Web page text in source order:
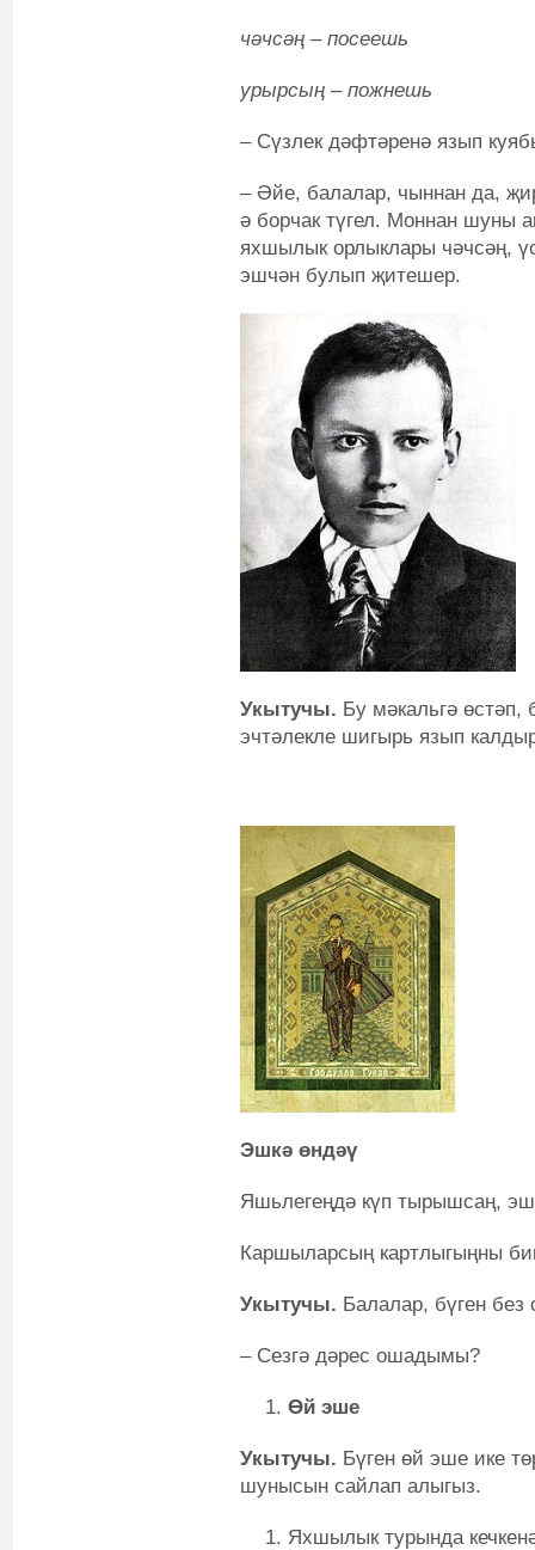
чәчсәң – посеешь
урырсың – пожнешь
– Сүзлек дәфтәренә язып
– Әйе, балалар, чыннан да,
ә борчак түгел. Моннан шуны
яхшылык орлыклары чәчсәң,
эшчән булып җитешер.
Укытучы. Бу мәкальгә өстәп,
эчтәлекле шигырь язып
Эшкә өндәү
Яшьлегеңдә күп тырышсаң,
Каршыларсың картлыгыңны
Укытучы. Балалар, бүген без
– Сезгә дәрес ошадымы?
Өй эше
Укытучы. Бүген өй эше ике
шунысын сайлап алыгыз.
Яхшылык турында